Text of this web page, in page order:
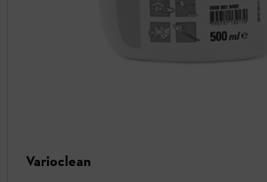
Varioclean